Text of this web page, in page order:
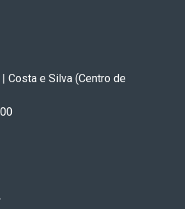
Costa e Silva (Centro de